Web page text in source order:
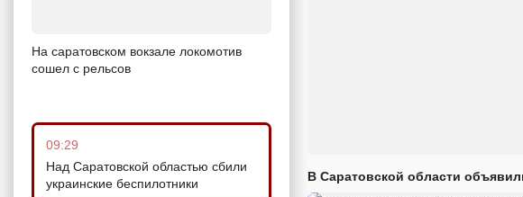
На саратовском вокзале локомотив
сошел с рельсов
09:29
Над Саратовской областью сбили
украинские беспилотники
В Саратовской области